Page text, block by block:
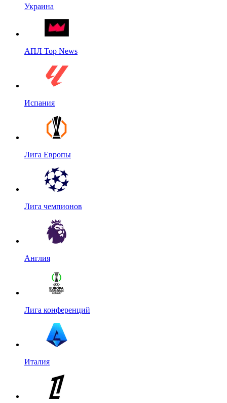
Украина
АПЛ Top News
Испания
Лига Европы
Лига чемпионов
Англия
Лига конференций
Италия